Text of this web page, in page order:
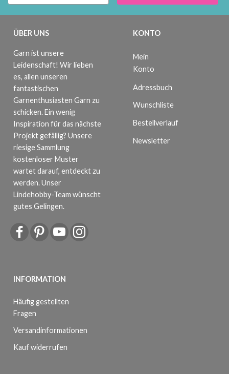
ÜBER UNS
Garn ist unsere
Leidenschaft! Wir lieben
es, allen unseren
fantastischen
Garnenthusiasten Garn zu
schicken. Ein wenig
Inspiration für das nächste
Projekt gefällig? Unsere
riesige Sammlung
kostenloser Muster
wartet darauf, entdeckt zu
werden. Unser
Lindehobby-Team wünscht
gutes Gelingen.
INFORMATION
Häufig gestellten
Fragen
Versandinformationen
Kauf widerrufen
KONTO
Mein
Konto
Adressbuch
Wunschliste
Bestellverlauf
Newsletter